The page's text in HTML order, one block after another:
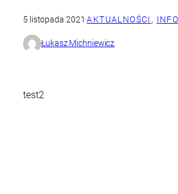
5 listopada 2021·AKTUALNOŚCI ,
Łukasz Michniewicz
test2